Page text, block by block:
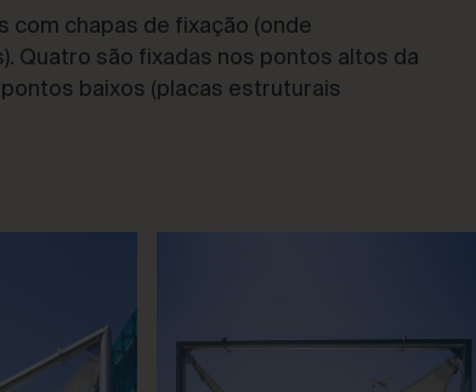
com chapas de fixação (onde
Quatro são fixadas nos pontos altos da
baixos (placas estruturais